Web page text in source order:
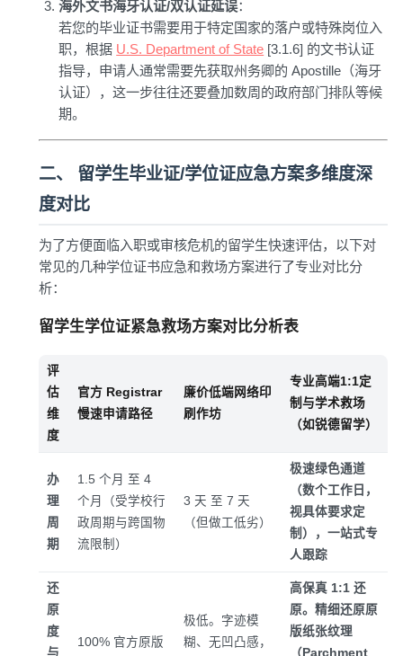
海外文书海牙认证/双认证延误：
若您的毕业证书需要用于特定国家的落户或特殊岗位入
职，根据 U.S. Department of State [3.1.6] 的文书认证
指导，申请人通常需要先获取州务卿的 Apostille（海牙
认证），这一步往往还要叠加数周的政府部门排队等候
期。
二、 留学生毕业证/学位证应急方案多维度深
度对比
为了方便面临入职或审核危机的留学生快速评估，以下对
常见的几种学位证书应急和救场方案进行了专业对比分
析：
留学生学位证紧急救场方案对比分析表
评
估
维
度
官方 Registrar
慢速申请路径
廉价低端网络印
刷作坊
专业高端1:1定
制与学术救场
（如锐德留学）
办
理
周
期
1.5 个月 至 4
个月（受学校行
政周期与跨国物
流限制）
3 天 至 7 天
（但做工低劣）
极速绿色通道
（数个工作日，
视具体要求定
制），一站式专
人跟踪
还
原
度
与
100% 官方原版
极低。字迹模
糊、无凹凸感，
高保真 1:1 还
原。精细还原原
版纸张纹理
（Parchment